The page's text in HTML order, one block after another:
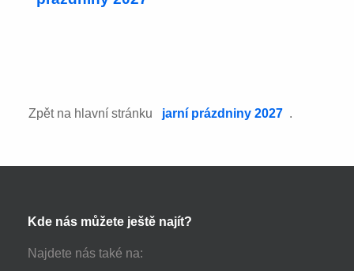
Zpět na hlavní stránku jarní prázdniny 2027 .
Kde nás můžete ještě najít?
Najdete nás také na: